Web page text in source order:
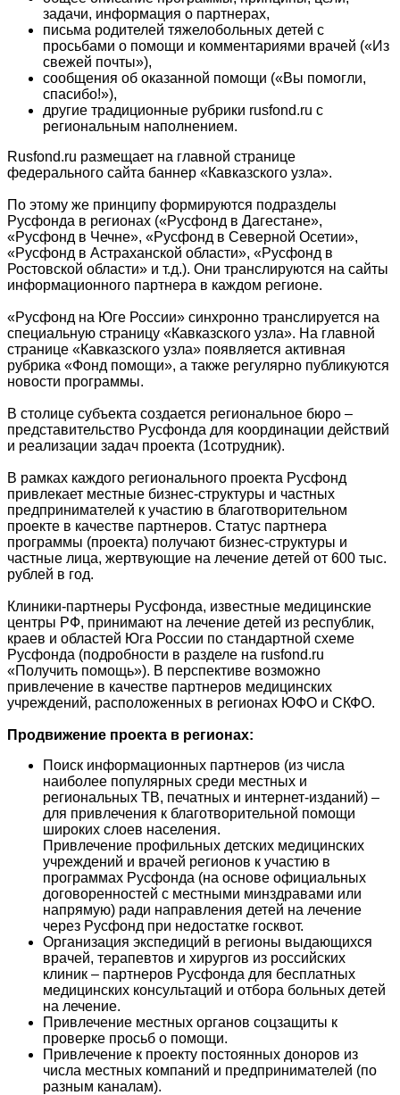
задачи, информация о партнерах,
письма родителей тяжелобольных детей с
просьбами о помощи и комментариями врачей («Из
свежей почты»),
сообщения об оказанной помощи («Вы помогли,
спасибо!»),
другие традиционные рубрики rusfond.ru c
региональным наполнением.
Rusfond.ru размещает на главной странице
федерального сайта баннер «Кавказского узла».
По этому же принципу формируются подразделы
Русфонда в регионах («Русфонд в Дагестане»,
«Русфонд в Чечне», «Русфонд в Северной Осетии»,
«Русфонд в Астраханской области», «Русфонд в
Ростовской области» и т.д.). Они транслируются на сайты
информационного партнера в каждом регионе.
«Русфонд на Юге России» синхронно транслируется на
специальную страницу «Кавказского узла». На главной
странице «Кавказского узла» появляется активная
рубрика «Фонд помощи», а также регулярно публикуются
новости программы.
В столице субъекта создается региональное бюро –
представительство Русфонда для координации действий
и реализации задач проекта (1сотрудник).
В рамках каждого регионального проекта Русфонд
привлекает местные бизнес-структуры и частных
предпринимателей к участию в благотворительном
проекте в качестве партнеров. Статус партнера
программы (проекта) получают бизнес-структуры и
частные лица, жертвующие на лечение детей от 600 тыс.
рублей в год.
Клиники-партнеры Русфонда, известные медицинские
центры РФ, принимают на лечение детей из республик,
краев и областей Юга России по стандартной схеме
Русфонда (подробности в разделе на rusfond.ru
«Получить помощь»). В перспективе возможно
привлечение в качестве партнеров медицинских
учреждений, расположенных в регионах ЮФО и СКФО.
Продвижение проекта в регионах:
Поиск информационных партнеров (из числа
наиболее популярных среди местных и
региональных ТВ, печатных и интернет-изданий) –
для привлечения к благотворительной помощи
широких слоев населения.
Привлечение профильных детских медицинских
учреждений и врачей регионов к участию в
программах Русфонда (на основе официальных
договоренностей с местными минздравами или
напрямую) ради направления детей на лечение
через Русфонд при недостатке госквот.
Организация экспедиций в регионы выдающихся
врачей, терапевтов и хирургов из российских
клиник – партнеров Русфонда для бесплатных
медицинских консультаций и отбора больных детей
на лечение.
Привлечение местных органов соцзащиты к
проверке просьб о помощи.
Привлечение к проекту постоянных доноров из
числа местных компаний и предпринимателей (по
разным каналам).